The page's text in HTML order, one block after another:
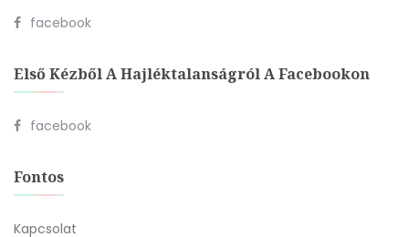
facebook
Első Kézből A Hajléktalanságról A Facebookon
facebook
Fontos
Kapcsolat